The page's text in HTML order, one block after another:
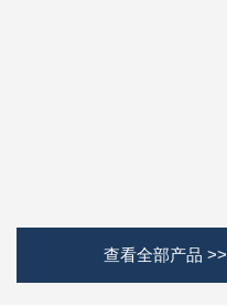
查看全部产品 >>